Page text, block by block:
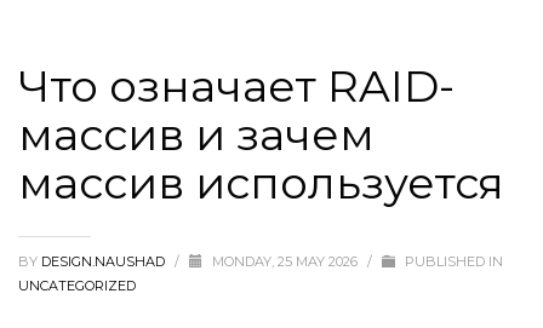
Что означает RAID-
массив и зачем
массив используется
BY DESIGN.NAUSHAD / MONDAY, 25 MAY 2026 /
PUBLISHED IN
UNCATEGORIZED